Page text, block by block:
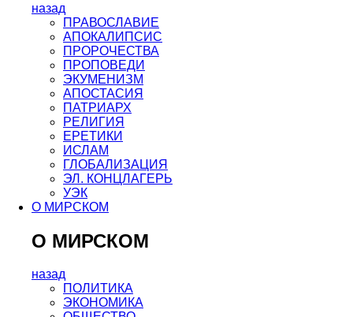
назад
ПРАВОСЛАВИЕ
АПОКАЛИПСИС
ПРОРОЧЕСТВА
ПРОПОВЕДИ
ЭКУМЕНИЗМ
АПОСТАСИЯ
ПАТРИАРХ
РЕЛИГИЯ
ЕРЕТИКИ
ИСЛАМ
ГЛОБАЛИЗАЦИЯ
ЭЛ. КОНЦЛАГЕРЬ
УЭК
О МИРСКОМ
О МИРСКОМ
назад
ПОЛИТИКА
ЭКОНОМИКА